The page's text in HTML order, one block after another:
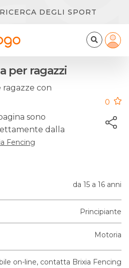
DEGLI SPORT
per ragazzi
ragazze con
sono
dalla
Fencing
0
da 15 a 16 anni
Principiante
Motoria
on-line, contatta Brixia Fencing